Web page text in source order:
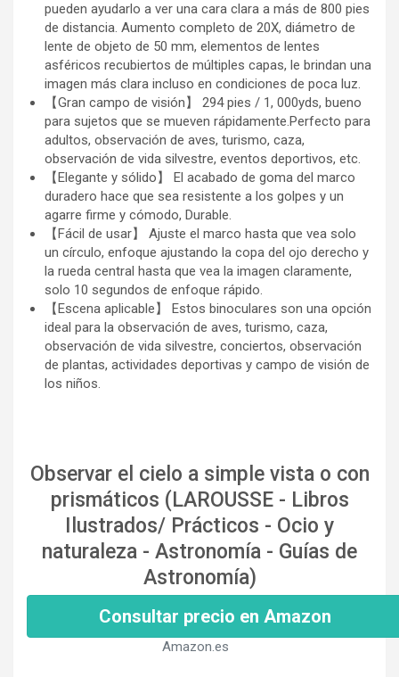
pueden ayudarlo a ver una cara clara a más de 800 pies
de distancia. Aumento completo de 20X, diámetro de
lente de objeto de 50 mm, elementos de lentes
asféricos recubiertos de múltiples capas, le brindan una
imagen más clara incluso en condiciones de poca luz.
【Gran campo de visión】 294 pies / 1, 000yds, bueno
para sujetos que se mueven rápidamente.Perfecto para
adultos, observación de aves, turismo, caza,
observación de vida silvestre, eventos deportivos, etc.
【Elegante y sólido】 El acabado de goma del marco
duradero hace que sea resistente a los golpes y un
agarre firme y cómodo, Durable.
【Fácil de usar】 Ajuste el marco hasta que vea solo
un círculo, enfoque ajustando la copa del ojo derecho y
la rueda central hasta que vea la imagen claramente,
solo 10 segundos de enfoque rápido.
【Escena aplicable】 Estos binoculares son una opción
ideal para la observación de aves, turismo, caza,
observación de vida silvestre, conciertos, observación
de plantas, actividades deportivas y campo de visión de
los niños.
Observar el cielo a simple vista o con
prismáticos (LAROUSSE - Libros
Ilustrados/ Prácticos - Ocio y
naturaleza - Astronomía - Guías de
Astronomía)
Consultar precio en Amazon
Amazon.es